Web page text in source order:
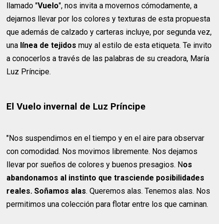
llamado "Vuelo", nos invita a movernos cómodamente, a
dejarnos llevar por los colores y texturas de esta propuesta
que además de calzado y carteras incluye, por segunda vez,
una línea de tejidos muy al estilo de esta etiqueta. Te invito
a conocerlos a través de las palabras de su creadora, María
Luz Príncipe.
El Vuelo invernal de Luz Príncipe
"Nos suspendimos en el tiempo y en el aire para observar
con comodidad. Nos movimos libremente. Nos dejamos
llevar por sueños de colores y buenos presagios. Nos
abandonamos al instinto que trasciende posibilidades
reales. Soñamos alas. Queremos alas. Tenemos alas. Nos
permitimos una colección para flotar entre los que caminan.